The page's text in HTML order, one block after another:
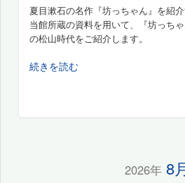
夏目漱石の名作『坊っちゃん』を紹介
当館所蔵の資料を用いて、『坊っち
の松山時代をご紹介します。
続きを読む
2026年8